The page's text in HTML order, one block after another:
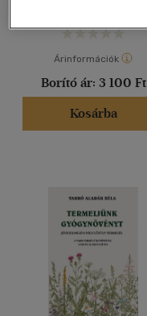
Árinformációk
Borító ár: 3 100 Ft
Kosárba